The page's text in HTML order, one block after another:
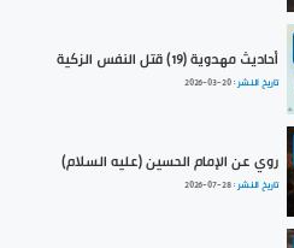
أحاديث مهدوية (19) قتل النفس الزكية
تاريخ النشر :2026-03-20
روي عن الإمام الحسين (عليه السلام)
تاريخ النشر :2026-07-28